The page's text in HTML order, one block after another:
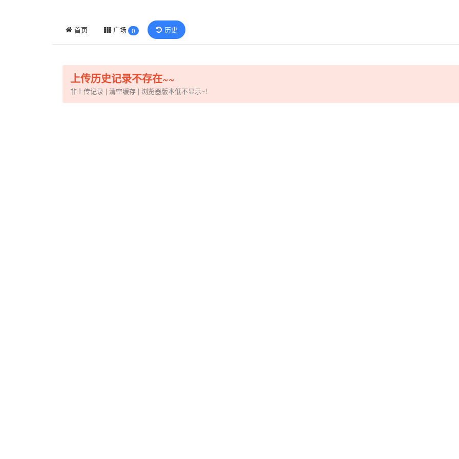
首页 广场 0 历史
上传历史记录不存在~~
非上传记录 | 清空缓存 | 浏览器版本低不显示~!